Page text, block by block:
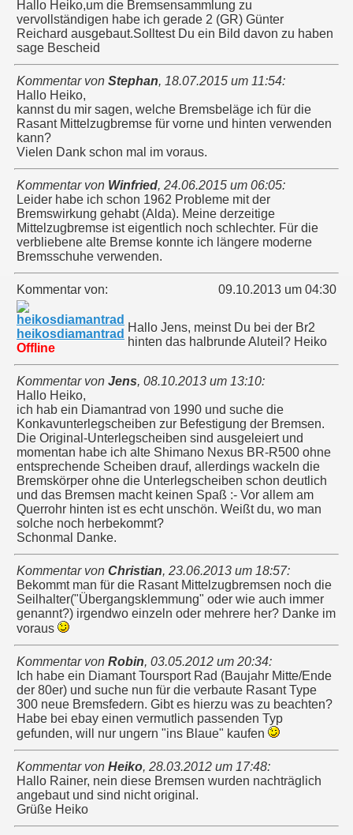
Hallo Heiko,um die Bremsensammlung zu
vervollständigen habe ich gerade 2 (GR) Günter
Reichard ausgebaut.Solltest Du ein Bild davon zu haben
sage Bescheid
Kommentar von Stephan, 18.07.2015 um 11:54:
Hallo Heiko,
kannst du mir sagen, welche Bremsbeläge ich für die
Rasant Mittelzugbremse für vorne und hinten verwenden
kann?
Vielen Dank schon mal im voraus.
Kommentar von Winfried, 24.06.2015 um 06:05:
Leider habe ich schon 1962 Probleme mit der
Bremswirkung gehabt (Alda). Meine derzeitige
Mittelzugbremse ist eigentlich noch schlechter. Für die
verbliebene alte Bremse konnte ich längere moderne
Bremsschuhe verwenden.
Kommentar von: 09.10.2013 um 04:30
heikosdiamantrad
Offline
Hallo Jens, meinst Du bei der Br2
hinten das halbrunde Aluteil? Heiko
Kommentar von Jens, 08.10.2013 um 13:10:
Hallo Heiko,
ich hab ein Diamantrad von 1990 und suche die
Konkavunterlegscheiben zur Befestigung der Bremsen.
Die Original-Unterlegscheiben sind ausgeleiert und
momentan habe ich alte Shimano Nexus BR-R500 ohne
entsprechende Scheiben drauf, allerdings wackeln die
Bremskörper ohne die Unterlegscheiben schon deutlich
und das Bremsen macht keinen Spaß :- Vor allem am
Querrohr hinten ist es echt unschön. Weißt du, wo man
solche noch herbekommt?
Schonmal Danke.
Kommentar von Christian, 23.06.2013 um 18:57:
Bekommt man für die Rasant Mittelzugbremsen noch die
Seilhalter("Übergangsklemmung" oder wie auch immer
genannt?) irgendwo einzeln oder mehrere her? Danke im
voraus
Kommentar von Robin, 03.05.2012 um 20:34:
Ich habe ein Diamant Toursport Rad (Baujahr Mitte/Ende
der 80er) und suche nun für die verbaute Rasant Type
300 neue Bremsfedern. Gibt es hierzu was zu beachten?
Habe bei ebay einen vermutlich passenden Typ
gefunden, will nur ungern "ins Blaue" kaufen
Kommentar von Heiko, 28.03.2012 um 17:48:
Hallo Rainer, nein diese Bremsen wurden nachträglich
angebaut und sind nicht original.
Grüße Heiko